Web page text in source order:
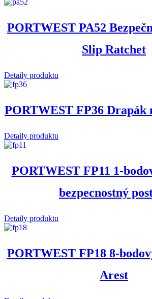
PORTWEST PA52
Slip Ratchet
Detaily produktu
PORTWEST FP36 Drapák
Detaily produktu
PORTWEST FP11 1-
bezpecnostný
Detaily produktu
PORTWEST FP18 8-
Arest